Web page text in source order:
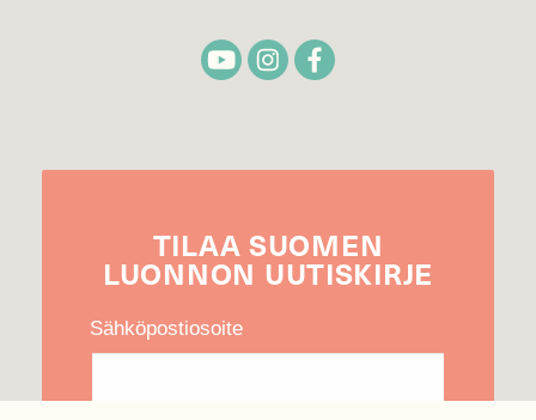
TILAA SUOMEN
LUONNON UUTIS­KIRJE
Sähköpostiosoite